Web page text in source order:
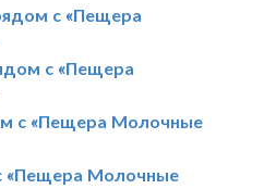
с «Пещера
с «Пещера
с «Пещера Молочные
«Пещера Молочные